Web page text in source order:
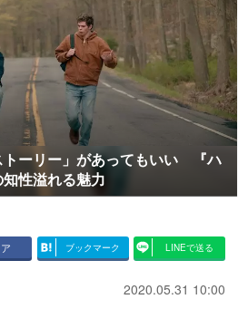
トーリー」があってもいい 『ハ
性溢れる魅力
ブックマーク LINEで送る
2020.05.31 10:00